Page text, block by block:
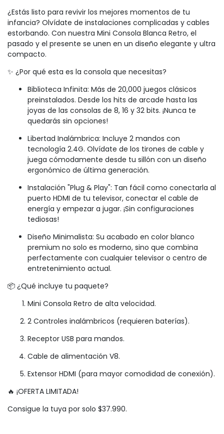
¿Estás listo para revivir los mejores momentos de tu
infancia? Olvídate de instalaciones complicadas y cables
estorbando. Con nuestra Mini Consola Blanca Retro, el
pasado y el presente se unen en un diseño elegante y ultra
compacto.
✨ ¿Por qué esta es la consola que necesitas?
Biblioteca Infinita: Más de 20,000 juegos clásicos
preinstalados. Desde los hits de arcade hasta las
joyas de las consolas de 8, 16 y 32 bits. ¡Nunca te
quedarás sin opciones!
Libertad Inalámbrica: Incluye 2 mandos con
tecnología 2.4G. Olvídate de los tirones de cable y
juega cómodamente desde tu sillón con un diseño
ergonómico de última generación.
Instalación "Plug & Play": Tan fácil como conectarla al
puerto HDMI de tu televisor, conectar el cable de
energía y empezar a jugar. ¡Sin configuraciones
tediosas!
Diseño Minimalista: Su acabado en color blanco
premium no solo es moderno, sino que combina
perfectamente con cualquier televisor o centro de
entretenimiento actual.
📦 ¿Qué incluye tu paquete?
Mini Consola Retro de alta velocidad.
2 Controles inalámbricos (requieren baterías).
Receptor USB para mandos.
Cable de alimentación V8.
Extensor HDMI (para mayor comodidad de conexión).
🔥 ¡OFERTA LIMITADA!
Consigue la tuya por solo $37.990.